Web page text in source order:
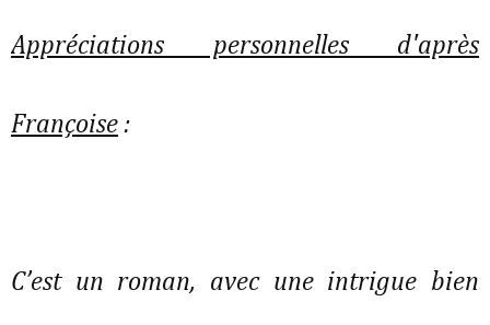
Appréciations personnelles d'après
Françoise :
C’est un roman, avec une intrigue bien